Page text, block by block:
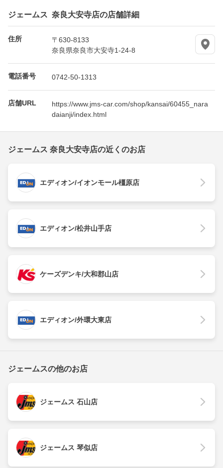
ジェームス 奈良大安寺店の店舗詳細
住所
〒630-8133
奈良県奈良市大安寺1-24-8
電話番号 0742-50-1313
店舗URL
https://www.jms-car.com/shop/kansai/60455_nara
daianji/index.html
ジェームス 奈良大安寺店の近くのお店
エディオン/イオンモール橿原店
エディオン/松井山手店
ケーズデンキ/大和郡山店
エディオン/外環大東店
ジェームスの他のお店
ジェームス 石山店
ジェームス 琴似店